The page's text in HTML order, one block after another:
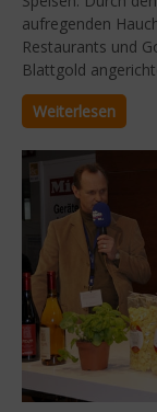
aufregenden
Restaurants und
Blattgold
Weiterlesen